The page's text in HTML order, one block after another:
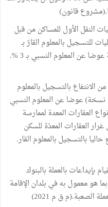
النقل الأول للمساكن من قبل
للتسجيل بالمعلوم القارّ بـ
25دينار عن كل صفحة من كل نسخة عوضا عن المعلوم النسبي بـ 3 %.
الانتفاع بالتسجيل بالمعلوم
كل نسخة) عوضا عن المعلوم النسبي
العقارات المعدة لممارسة
العقارات المعدّة للسكن
حاليا بالتسجيل بالمعلوم القار.
بإيداعات بالعملة بالبنوك
هو معمول به في بلدان الإقامة
ق م 2021)